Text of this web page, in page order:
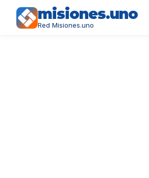
misiones.uno
Red Misiones.uno